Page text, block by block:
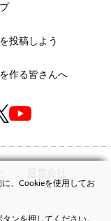
投稿しよう
作る皆さんへ
運営会社
、Cookieを使用してお
ンを押してください。